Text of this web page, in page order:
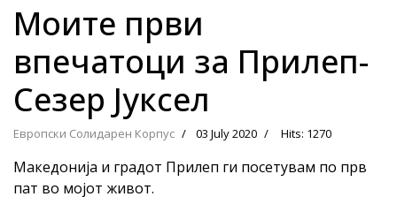
Моите први
впечатоци за Прилеп-
Сезер Јуксел
Европски Солидарен Корпус 03 July 2020 Hits: 1270
Македонија и градот Прилеп ги посетувам по прв
пат во мојот живот.